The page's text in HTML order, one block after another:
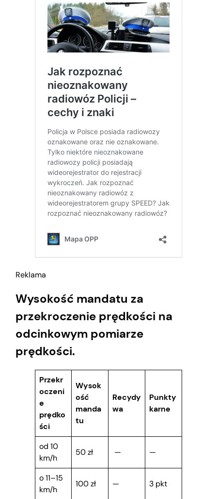
Reklama
Wysokość mandatu za
przekroczenie prędkości na
odcinkowym pomiarze
prędkości.
Przekr
oczeni
e
prędko
ści
Wysok
ość
manda
tu
Recydy
wa
Punkty
karne
od 10
km/h
50 zł — —
o 11–15
km/h
100 zł — 3 pkt